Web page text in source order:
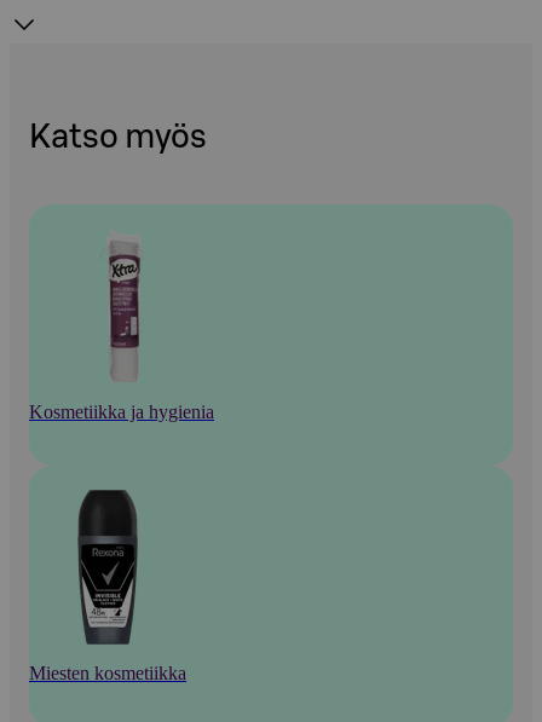
Katso myös
Kosmetiikka ja hygienia
Miesten kosmetiikka